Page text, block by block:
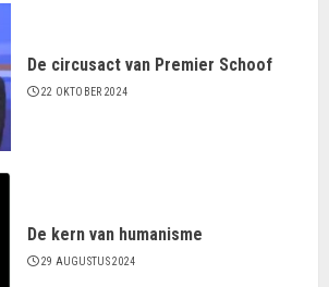
De circusact van Premier Schoof
22 OKTOBER 2024
De kern van humanisme
29 AUGUSTUS 2024